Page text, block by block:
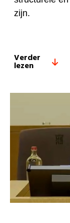
zijn.
Verder
lezen